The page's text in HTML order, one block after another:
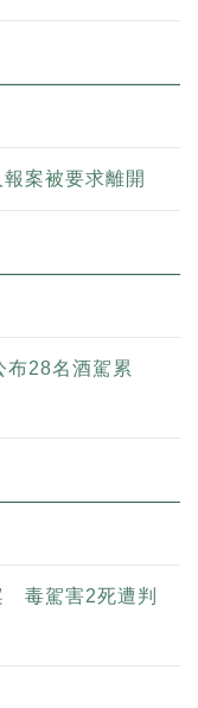
案被要求離開
布28名酒駕累
毒駕害2死遭判